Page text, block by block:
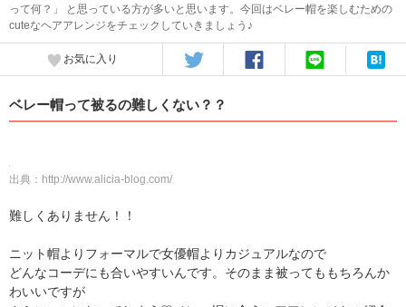
って何？」 と思っている方が多いと思います。今回はベレー帽を楽しむための
cuteなヘアアレンジをチェックしていきましょう♪
お気に入り
ベレー帽って被るの難しくない？？
出典： http://www.alicia-blog.com/
難しくありません！！
ニット帽よりフォーマルで女優帽よりカジュアルなので
どんなコーデにも合いやすいんです。そのまま被ってももちろんか
わいいですが